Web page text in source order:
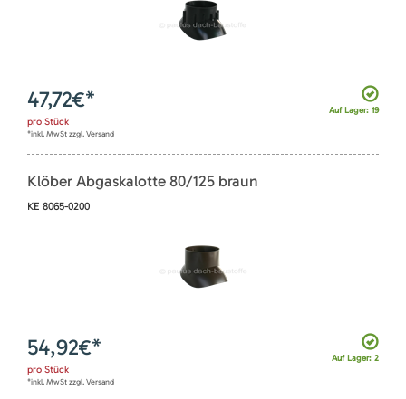
Auf Lager: 19
47,72€*
pro Stück
*inkl. MwSt zzgl. Versand
Klöber Abgaskalotte 80/125 braun
KE 8065-0200
Auf Lager: 2
54,92€*
pro Stück
*inkl. MwSt zzgl. Versand